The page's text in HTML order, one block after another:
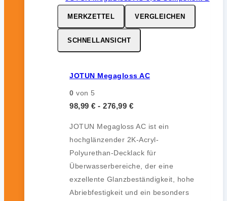
MERKZETTEL VERGLEICHEN
SCHNELLANSICHT
JOTUN Megagloss AC
0 von 5
98,99 € - 276,99 €
JOTUN Megagloss AC ist ein
hochglänzender 2K-Acryl-
Polyurethan-Decklack für
Überwasserbereiche, der eine
exzellente Glanzbeständigkeit, hohe
Abriebfestigkeit und ein besonders